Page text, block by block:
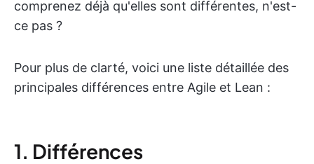
comprenez déjà qu'elles sont différentes, n'est-
ce pas ?
Pour plus de clarté, voici une liste détaillée des
principales différences entre Agile et Lean :
1. Différences